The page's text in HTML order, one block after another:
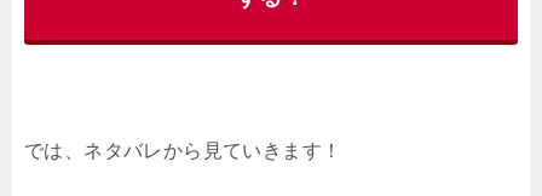
では、ネタバレから見ていきます！